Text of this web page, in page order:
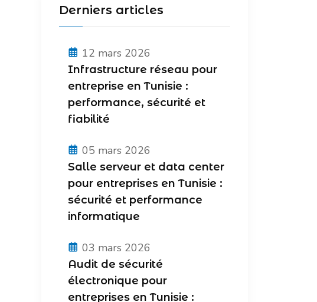
Derniers articles
12 mars 2026
Infrastructure réseau pour
entreprise en Tunisie :
performance, sécurité et
fiabilité
05 mars 2026
Salle serveur et data center
pour entreprises en Tunisie :
sécurité et performance
informatique
03 mars 2026
Audit de sécurité
électronique pour
entreprises en Tunisie :